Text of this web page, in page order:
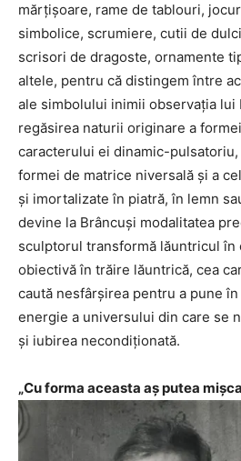
mărţişoare, rame de tablouri,
simbolice, scrumiere, cutii de
scrisori de dragoste, ornamente
altele, pentru că distingem între
ale simbolului inimii observaţia lui
regăsirea naturii originare a
caracterului ei dinamic-
formei de matrice niversală şi a
şi imortalizate în piatră, în lemn
devine la Brâncuşi modalitatea
sculptorul transformă lăuntricul
obiectivă în trăire lăuntrică, cea
caută nesfârşirea pentru a pune
energie a universului din care se
şi iubirea necondiţionată.
„Cu forma aceasta aş putea